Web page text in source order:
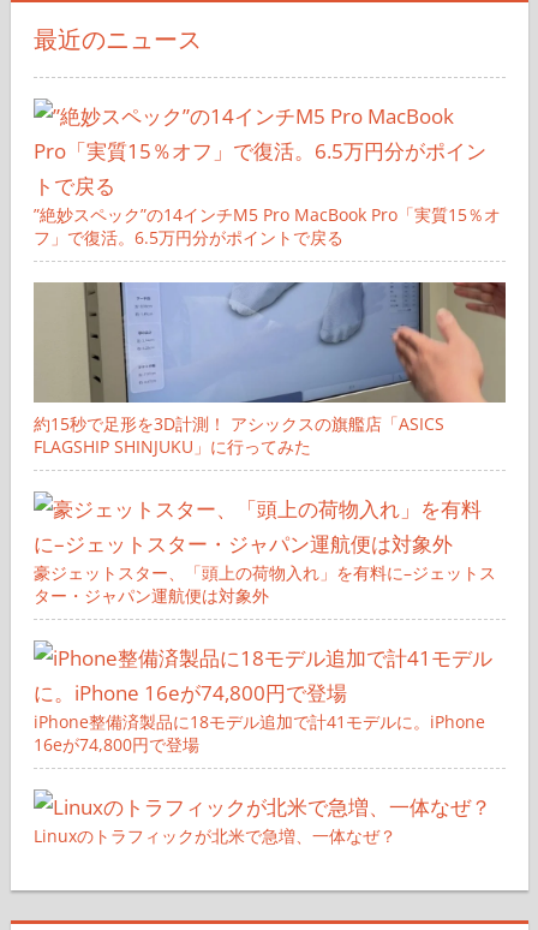
最近のニュース
”絶妙スペック”の14インチM5 Pro MacBook Pro「実質15％オ
フ」で復活。6.5万円分がポイントで戻る
約15秒で足形を3D計測！ アシックスの旗艦店「ASICS
FLAGSHIP SHINJUKU」に行ってみた
豪ジェットスター、「頭上の荷物入れ」を有料に–ジェットス
ター・ジャパン運航便は対象外
iPhone整備済製品に18モデル追加で計41モデルに。iPhone
16eが74,800円で登場
Linuxのトラフィックが北米で急増、一体なぜ？